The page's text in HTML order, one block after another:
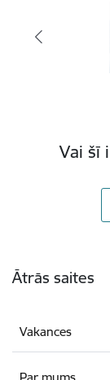
Vai šī
Ātrās saites
Vakances